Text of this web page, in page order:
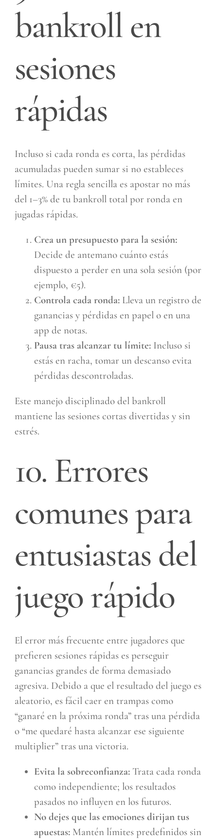
bankroll en
sesiones
rápidas
Incluso si cada ronda es corta, las pérdidas
acumuladas pueden sumar si no estableces
límites. Una regla sencilla es apostar no más
del 1–3% de tu bankroll total por ronda en
jugadas rápidas.
Crea un presupuesto para la sesión:
Decide de antemano cuánto estás
dispuesto a perder en una sola sesión (por
ejemplo, €5).
Controla cada ronda: Lleva un registro de
ganancias y pérdidas en papel o en una
app de notas.
Pausa tras alcanzar tu límite: Incluso si
estás en racha, tomar un descanso evita
pérdidas descontroladas.
Este manejo disciplinado del bankroll
mantiene las sesiones cortas divertidas y sin
estrés.
10. Errores
comunes para
entusiastas del
juego rápido
El error más frecuente entre jugadores que
prefieren sesiones rápidas es perseguir
ganancias grandes de forma demasiado
agresiva. Debido a que el resultado del juego es
aleatorio, es fácil caer en trampas como
“ganaré en la próxima ronda” tras una pérdida
o “me quedaré hasta alcanzar ese siguiente
multiplier” tras una victoria.
Evita la sobreconfianza: Trata cada ronda
como independiente; los resultados
pasados no influyen en los futuros.
No dejes que las emociones dirijan tus
apuestas: Mantén límites predefinidos sin